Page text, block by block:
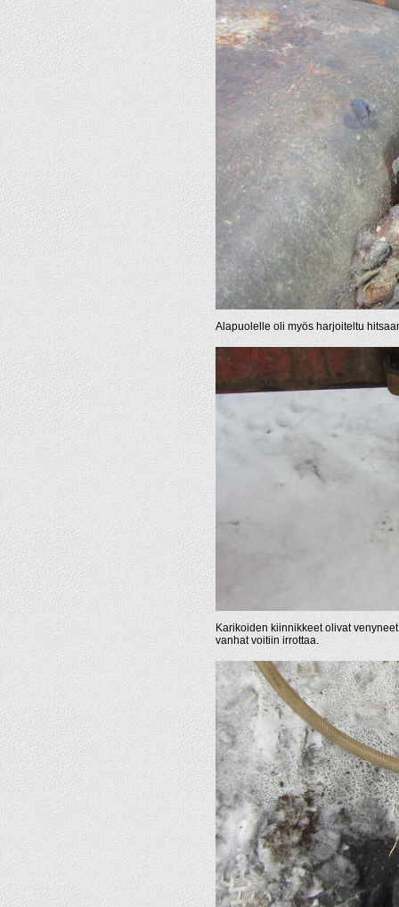
Alapuolelle oli myös harjoiteltu
Karikoiden kiinnikkeet olivat
vanhat voitiin irrottaa.